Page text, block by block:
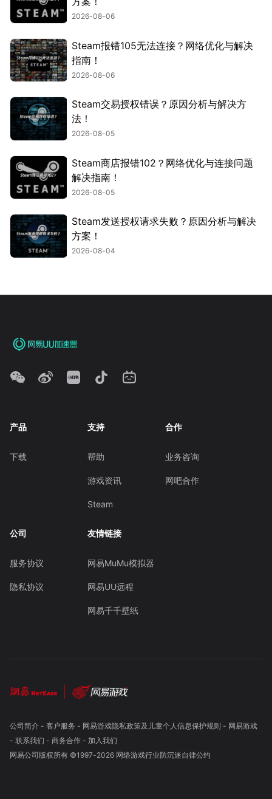
2026-08-06
Steam报错105无法连接？网络优化与解决
指南！
2026-08-06
Steam交易授权错误？原因分析与解决方
法！
2026-08-05
Steam商店报错102？网络优化与连接问题
解决指南！
2026-08-05
Steam发送授权请求失败？原因分析与解决
方案！
2026-08-04
产品
下载
支持
帮助
游戏资讯
Steam
合作
业务咨询
网吧合作
公司
服务协议
隐私协议
友情链接
网易MuMu模拟器
网易UU远程
网易千千壁纸
公司简介- 客户服务 - 网易游戏隐私政策及儿童个人信息保护规则 - 网易游戏
- 联系我们 - 商务合作- 加入我们
网易公司版权所有 ©1997-2026 网络游戏行业防沉迷自律公约